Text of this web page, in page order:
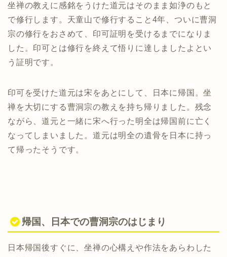
坐禅の教えに感銘をうけた道元はそのまま如浄のもと
で修行します。天童山で修行すること4年、ついに曹洞
宗の修行をおさめて、印可証明を受けるまでになりま
した。印可とは修行を終えて悟りに達しましたよとい
う証明です。
印可を受けた道元は宋をあとにして、日本に帰国。坐
禅を大切にする曹洞宗の教えを持ち帰りました。残念
ながら、道元と一緒に宋へ行った明全は帰国前に亡く
なってしまいました。道元は明全の遺骨を日本に持っ
て帰ったそうです。
帰国、日本での曹洞宗のはじまり
日本帰国後すぐに、坐禅の心構えや作法をあらわした